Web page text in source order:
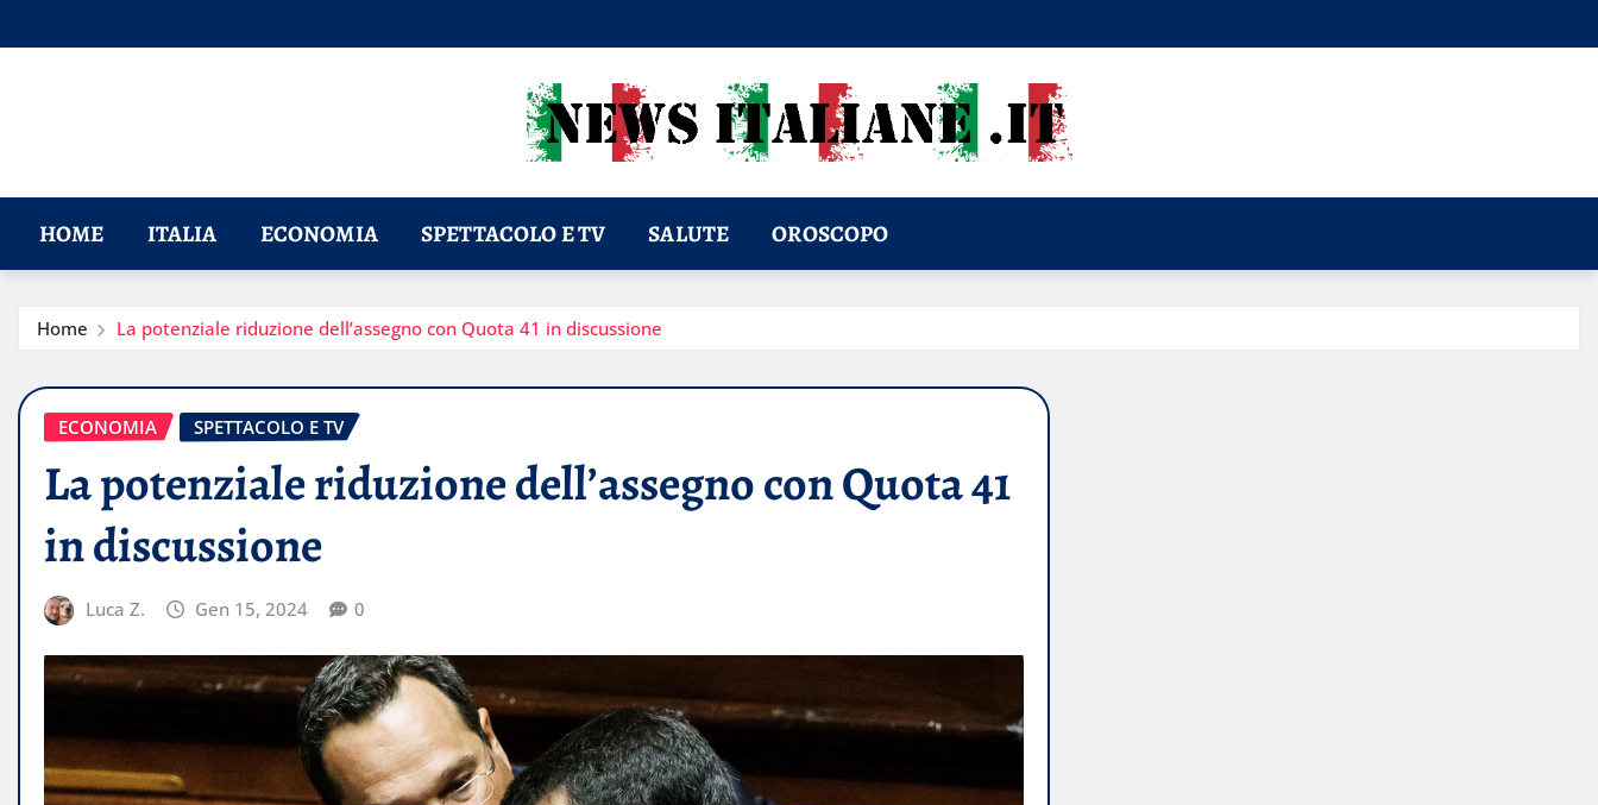
to
HOME ITALIA ECONOMIA SPETTACOLO E TV SALUTE OROSCOPO
Home La potenziale riduzione dell’assegno con Quota 41 in discussione
ECONOMIA SPETTACOLO E TV
La potenziale riduzione dell’assegno con Quota 41
in discussione
Luca Z. Gen 15, 2024 0